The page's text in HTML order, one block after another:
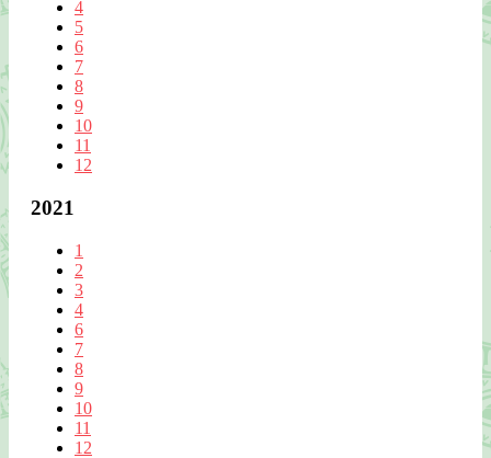
4
5
6
7
8
9
10
11
12
2021
1
2
3
4
6
7
8
9
10
11
12